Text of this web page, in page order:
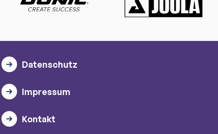
Datenschutz
Impressum
Kontakt